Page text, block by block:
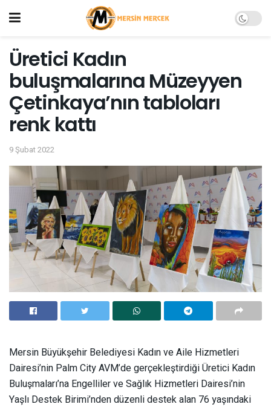
Üretici Kadın
buluşmalarına Müzeyyen
Çetinkaya’nın tabloları
renk kattı
9 Şubat 2022
Mersin Büyükşehir Belediyesi Kadın ve Aile Hizmetleri
Dairesi’nin Palm City AVM’de gerçekleştirdiği Üretici Kadın
Buluşmaları’na Engelliler ve Sağlık Hizmetleri Dairesi’nin
Yaşlı Destek Birimi’nden düzenli destek alan 76 yaşındaki